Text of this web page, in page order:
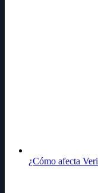
¿Cómo afecta